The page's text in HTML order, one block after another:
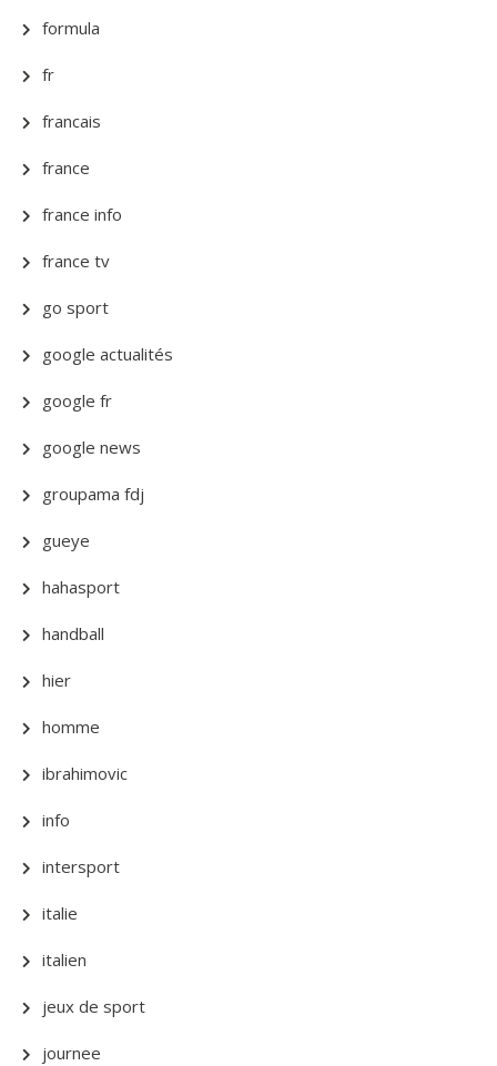
formula
fr
francais
france
france info
france tv
go sport
google actualités
google fr
google news
groupama fdj
gueye
hahasport
handball
hier
homme
ibrahimovic
info
intersport
italie
italien
jeux de sport
journee